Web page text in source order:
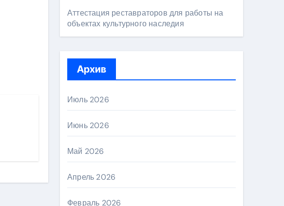
Аттестация реставраторов для работы на
объектах культурного наследия
Архив
Июль 2026
Июнь 2026
Май 2026
Апрель 2026
Февраль 2026